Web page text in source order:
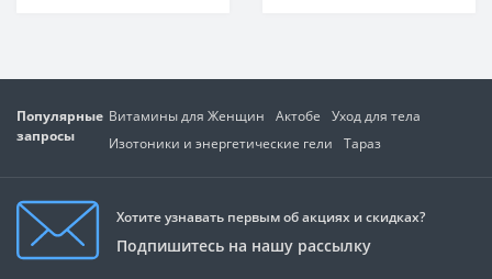
Популярные
запросы
Витамины для Женщин Актобе
Уход для тела
Изотоники и энергетические гели
Тараз
Хотите узнавать первым об акциях и скидках?
Подпишитесь на нашу рассылку